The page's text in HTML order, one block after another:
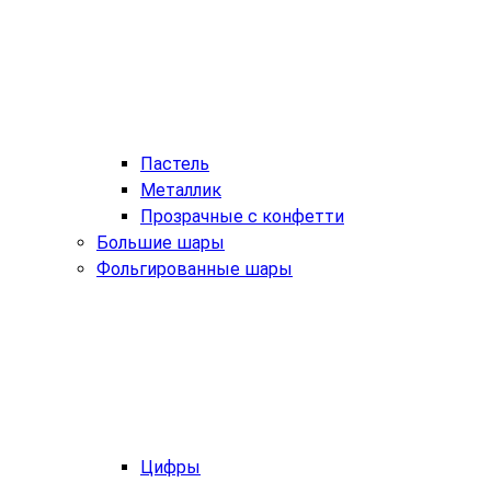
Пастель
Металлик
Прозрачные с конфетти
Большие шары
Фольгированные шары
Цифры